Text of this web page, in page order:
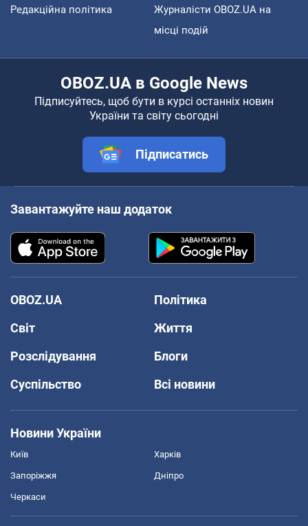
Редакційна політика
Журналісти OBOZ.UA на
місці подій
OBOZ.UA в Google News
Підписуйтесь, щоб бути в курсі останніх новин
України та світу сьогодні
Підписатись
Завантажуйте наш додаток
OBOZ.UA
Політика
Світ
Життя
Розслідування
Блоги
Суспільство
Всі новини
Новини України
Київ Харків
Запоріжжя Дніпро
Черкаси